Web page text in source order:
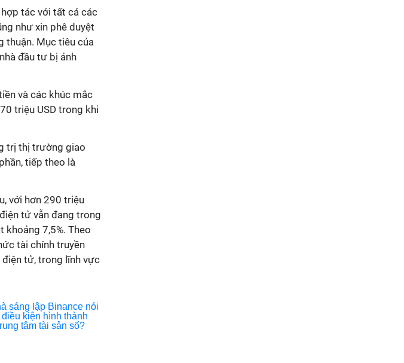
tác với tất cả các
như xin phê duyệt
thuận. Mục tiêu của
đầu tư bị ảnh
và các khúc mắc
triệu USD trong khi
trị thị trường giao
tiếp theo là
với hơn 290 triệu
tử vẫn đang trong
khoảng 7,5%. Theo
tài chính truyền
tử, trong lĩnh vực